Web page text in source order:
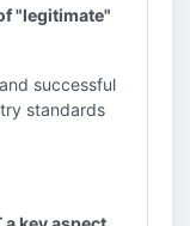
"legitimate"
successful
standards